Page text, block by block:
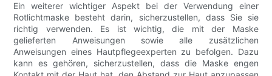
Ein weiterer wichtiger Aspekt bei der Verwendung einer
Rotlichtmaske besteht darin, sicherzustellen, dass Sie sie
richtig verwenden. Es ist wichtig, die mit der Maske
gelieferten Anweisungen sowie alle zusätzlichen
Anweisungen eines Hautpflegeexperten zu befolgen. Dazu
kann es gehören, sicherzustellen, dass die Maske engen